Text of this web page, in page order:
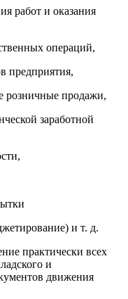
работ и оказания
операций,
предприятия,
розничные продажи,
заработной
и т. д.
практически всех
и
движения